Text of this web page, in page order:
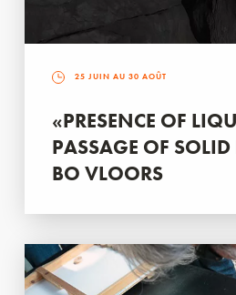
25 JUIN AU 30 AOÛT
«PRESENCE OF
PASSAGE OF SOLID
BO VLOORS